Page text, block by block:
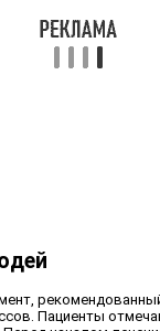
Пациенты